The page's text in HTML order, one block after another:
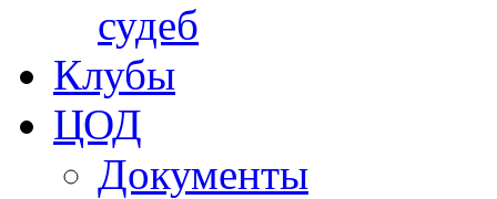
судеб
Клубы
ЦОД
Документы